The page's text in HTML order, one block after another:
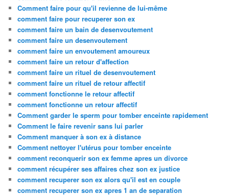
Comment faire pour qu'il revienne de lui-même
comment faire pour recuperer son ex
comment faire un bain de desenvoutement
comment faire un desenvoutement
comment faire un envoutement amoureux
comment faire un retour d'affection
comment faire un rituel de desenvoutement
comment faire un rituel de retour affectif
comment fonctionne le retour affectif
comment fonctionne un retour affectif
Comment garder le sperm pour tomber enceinte rapidement
Comment le faire revenir sans lui parler
Comment manquer à son ex à distance
Comment nettoyer l'utérus pour tomber enceinte
comment reconquerir son ex femme apres un divorce
comment récupérer ses affaires chez son ex justice
comment recuperer son ex alors qu'il est en couple
comment recuperer son ex apres 1 an de separation